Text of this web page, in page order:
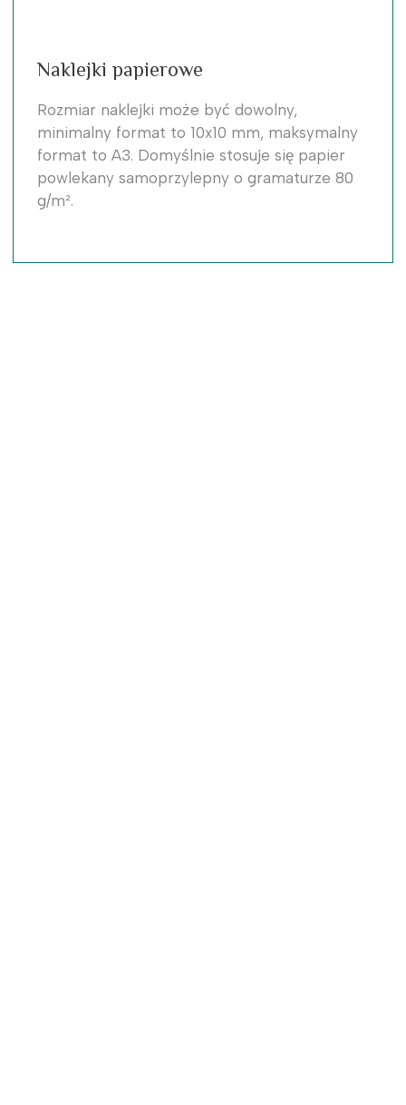
Naklejki papierowe
Rozmiar naklejki może być dowolny,
minimalny format to 10x10 mm, maksymalny
format to A3. Domyślnie stosuje się papier
powlekany samoprzylepny o gramaturze 80
g/m².